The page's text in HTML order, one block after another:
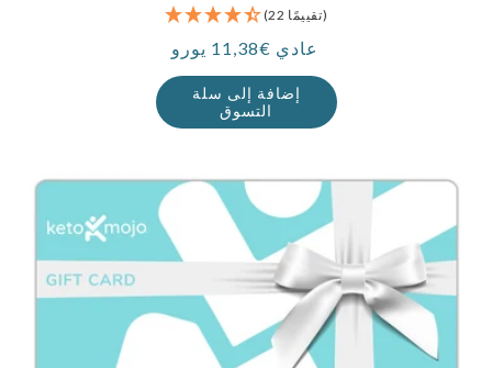
(22 تقييمًا)
سعر عادي €11,38 يورو
إضافة إلى سلة
التسوق